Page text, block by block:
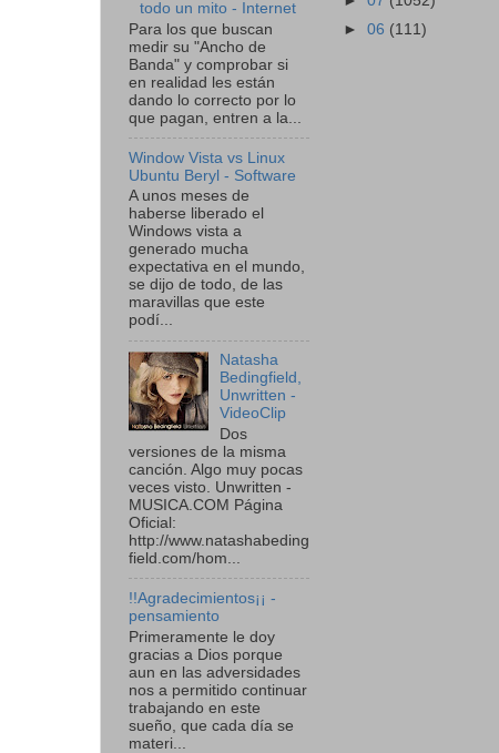
todo un mito - Internet
Para los que buscan
medir su "Ancho de
Banda" y comprobar si
en realidad les están
dando lo correcto por lo
que pagan, entren a la...
Window Vista vs Linux
Ubuntu Beryl - Software
A unos meses de
haberse liberado el
Windows vista a
generado mucha
expectativa en el mundo,
se dijo de todo, de las
maravillas que este
podí...
Natasha
Bedingfield,
Unwritten -
VideoClip
Dos
versiones de la misma
canción. Algo muy pocas
veces visto. Unwritten -
MUSICA.COM Página
Oficial:
http://www.natashabeding
field.com/hom...
!!Agradecimientos¡¡ -
pensamiento
Primeramente le doy
gracias a Dios porque
aun en las adversidades
nos a permitido continuar
trabajando en este
sueño, que cada día se
materi...
► 06 (111)